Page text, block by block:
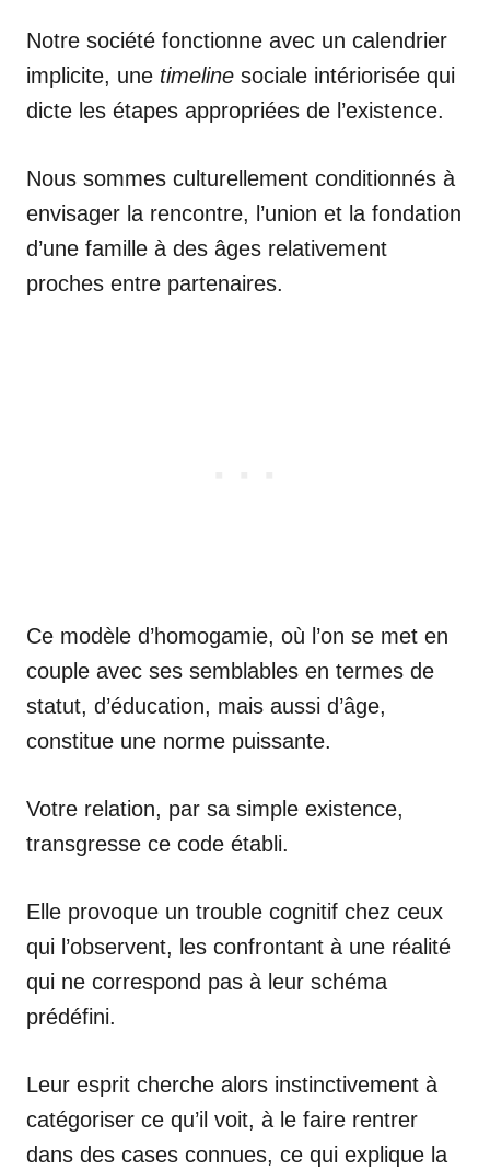
Notre société fonctionne avec un calendrier
implicite, une timeline sociale intériorisée qui
dicte les étapes appropriées de l’existence.
Nous sommes culturellement conditionnés à
envisager la rencontre, l’union et la fondation
d’une famille à des âges relativement
proches entre partenaires.
Ce modèle d’homogamie, où l’on se met en
couple avec ses semblables en termes de
statut, d’éducation, mais aussi d’âge,
constitue une norme puissante.
Votre relation, par sa simple existence,
transgresse ce code établi.
Elle provoque un trouble cognitif chez ceux
qui l’observent, les confrontant à une réalité
qui ne correspond pas à leur schéma
prédéfini.
Leur esprit cherche alors instinctivement à
catégoriser ce qu’il voit, à le faire rentrer
dans des cases connues, ce qui explique la